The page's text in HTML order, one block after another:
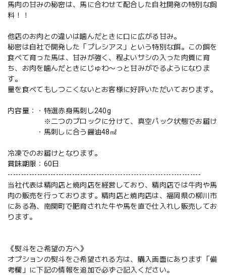
馬肉の甘みの秘密は、馬に合わせて配合した自社開発の特別な飼
料！！
他店のお肉との違いは噛んだときに口に広がる甘み。
秘密は自社で開発した「プレシアス」という特別な餌。この餌を
食べて育った馬は、甘みが強く、程よいサシの入った肉質に育
ち、お肉を噛んだときにじゅわ〜っと甘みがでるようになりま
す。
量を食べてもしつこくないとお客様に好評いただいております。
内容量：・特選赤身馬刺し240g
※二つのブロックに分けて、真空パック状態でお届け
・馬刺しに合う醤油48㎖
冷凍でのお届けとなります。
賞味期限：60日
------------------------------------------------------------------------
当社代表は精肉店と焼肉店を経営しており、精肉店では牛肉や馬
肉の販売を行っております。精肉店と焼肉店は、福岡県の柳川市
にある為、南関町で肥育された牛や馬を直で仕入れし販売してお
ります。
《熨斗をご希望の方へ》
オプションの熨斗をご希望される方は、購入画面にあります「備
考欄」に下記の情報を追加で必ずご記入ください。